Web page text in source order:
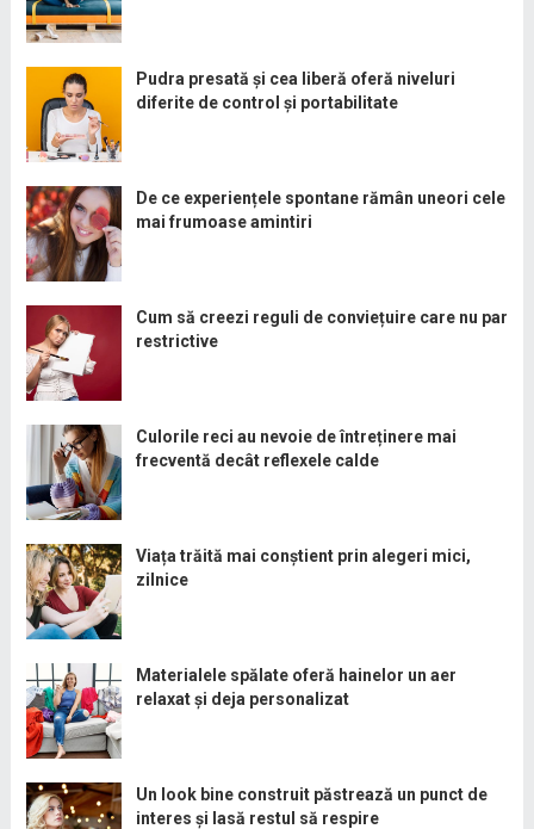
Pudra presată și cea liberă oferă niveluri
diferite de control și portabilitate
De ce experiențele spontane rămân uneori cele
mai frumoase amintiri
Cum să creezi reguli de conviețuire care nu par
restrictive
Culorile reci au nevoie de întreținere mai
frecventă decât reflexele calde
Viața trăită mai conștient prin alegeri mici,
zilnice
Materialele spălate oferă hainelor un aer
relaxat și deja personalizat
Un look bine construit păstrează un punct de
interes și lasă restul să respire